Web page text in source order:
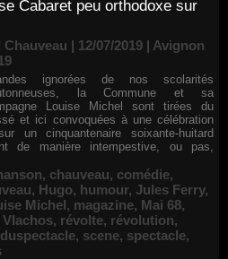
Cabaret peu orthodoxe sur
Chauveau | 12/07/2019 | Avignon
ignorées de nos scolarités
la Commune et sa
Louise Michel sont tirées du
et ici convoquées à une célébration
un cinquantenaire soixante-huitard
de manière intempestive, ou pas,
, chauveau, comédie,
, Hugo, humour, Jules Ferry,
Michel, magazine, Mai 68,
Vlachos, révolte, révolution,
, scene, spectacle,